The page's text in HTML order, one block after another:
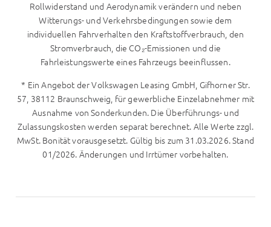
Rollwiderstand und Aerodynamik verändern und neben
Witterungs- und Verkehrsbedingungen sowie dem
individuellen Fahrverhalten den Kraftstoffverbrauch, den
Stromverbrauch, die CO₂-Emissionen und die
Fahrleistungswerte eines Fahrzeugs beeinflussen.
* Ein Angebot der Volkswagen Leasing GmbH, Gifhorner Str.
57, 38112 Braunschweig, für gewerbliche Einzelabnehmer mit
Ausnahme von Sonderkunden. Die Überführungs- und
Zulassungskosten werden separat berechnet. Alle Werte zzgl.
MwSt. Bonität vorausgesetzt. Gültig bis zum 31.03.2026. Stand
01/2026. Änderungen und Irrtümer vorbehalten.